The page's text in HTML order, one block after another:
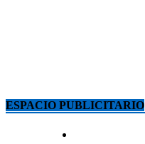
ESPACIO PUBLICITARIO